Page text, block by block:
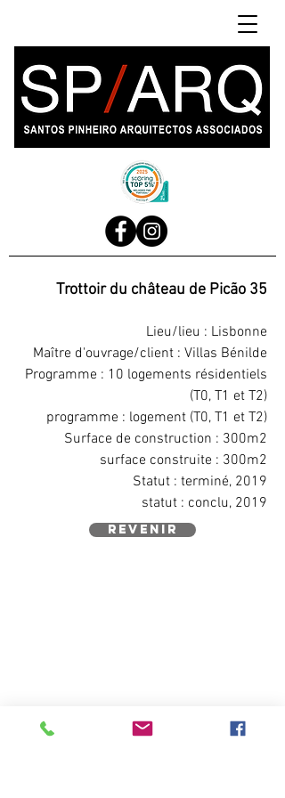
Trottoir du château de Picão 35
Lieu/lieu : Lisbonne
Maître d'ouvrage/client : Villas Bénilde
Programme : 10 logements résidentiels
(T0, T1 et T2)
programme : logement (T0, T1 et T2)
Surface de construction : 300m2
surface construite : 300m2
Statut : terminé, 2019
statut : conclu, 2019
revenir